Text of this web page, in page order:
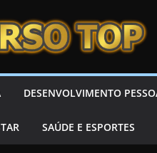
DESENVOLVIMENTO
SAÚDE E ESPORTES